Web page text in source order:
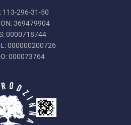
113-296-31-50
369479904
0000718744
000000200726
000073764